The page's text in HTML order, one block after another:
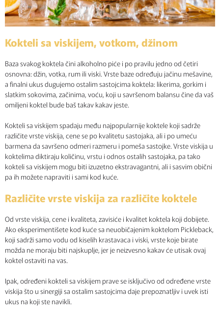
Kokteli sa viskijem, votkom, džinom
Baza svakog koktela čini alkoholno piće i po pravilu jedno od četiri
osnovna: džin, votka, rum ili viski. Vrste baze određuju jačinu mešavine,
a finalni ukus dugujemo ostalim sastojcima koktela: likerima, gorkim i
slatkim sokovima, začinima, voću, koji u savršenom balansu čine da vaš
omiljeni koktel bude baš takav kakav jeste.
Kokteli sa viskijem spadaju među najpopularnije koktele koji sadrže
različite vrste viskija, cene se po kvalitetu sastojaka, ali i po umeću
barmena da savršeno odmeri razmeru i pomeša sastojke. Vrste viskija u
koktelima diktiraju količinu, vrstu i odnos ostalih sastojaka, pa tako
kokteli sa viskijem mogu biti izuzetno ekstravagantni, ali i sasvim obični
pa ih možete napraviti i sami kod kuće.
Različite vrste viskija za različite koktele
Od vrste viskija, cene i kvaliteta, zavisiće i kvalitet koktela koji dobijete.
Ako eksperimentišete kod kuće sa neuobičajenim koktelom Pickleback,
koji sadrži samo vodu od kiselih krastavaca i viski, vrste koje birate
možda ne moraju biti najskuplje, jer je neizvesno kakav će utisak ovaj
koktel ostaviti na vas.
Ipak, određeni kokteli sa viskijem prave se isključivo od određene vrste
viskija što u sinergiji sa ostalim sastojcima daje prepoznatljiv i uvek isti
ukus na koji ste navikli.